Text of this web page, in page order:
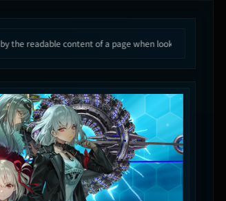
of a page when looking an its readable ⌘